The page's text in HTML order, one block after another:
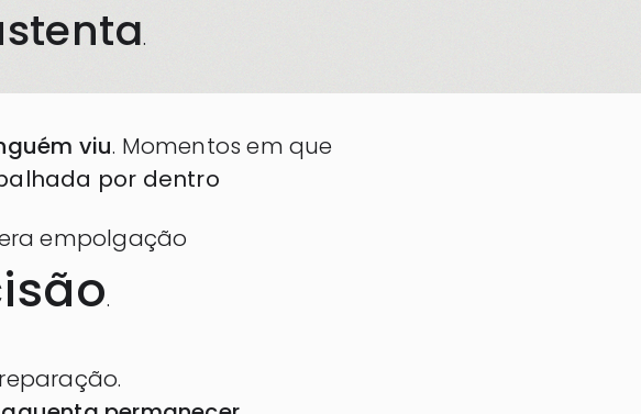
.
viu. Momentos em que
por dentro
empolgação
.